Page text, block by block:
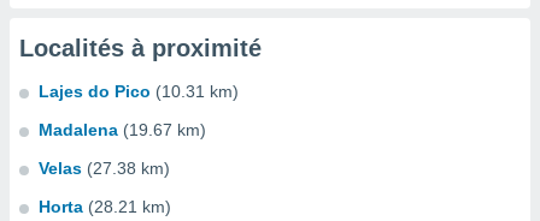
Localités à proximité
Lajes do Pico (10.31 km)
Madalena (19.67 km)
Velas (27.38 km)
Horta (28.21 km)